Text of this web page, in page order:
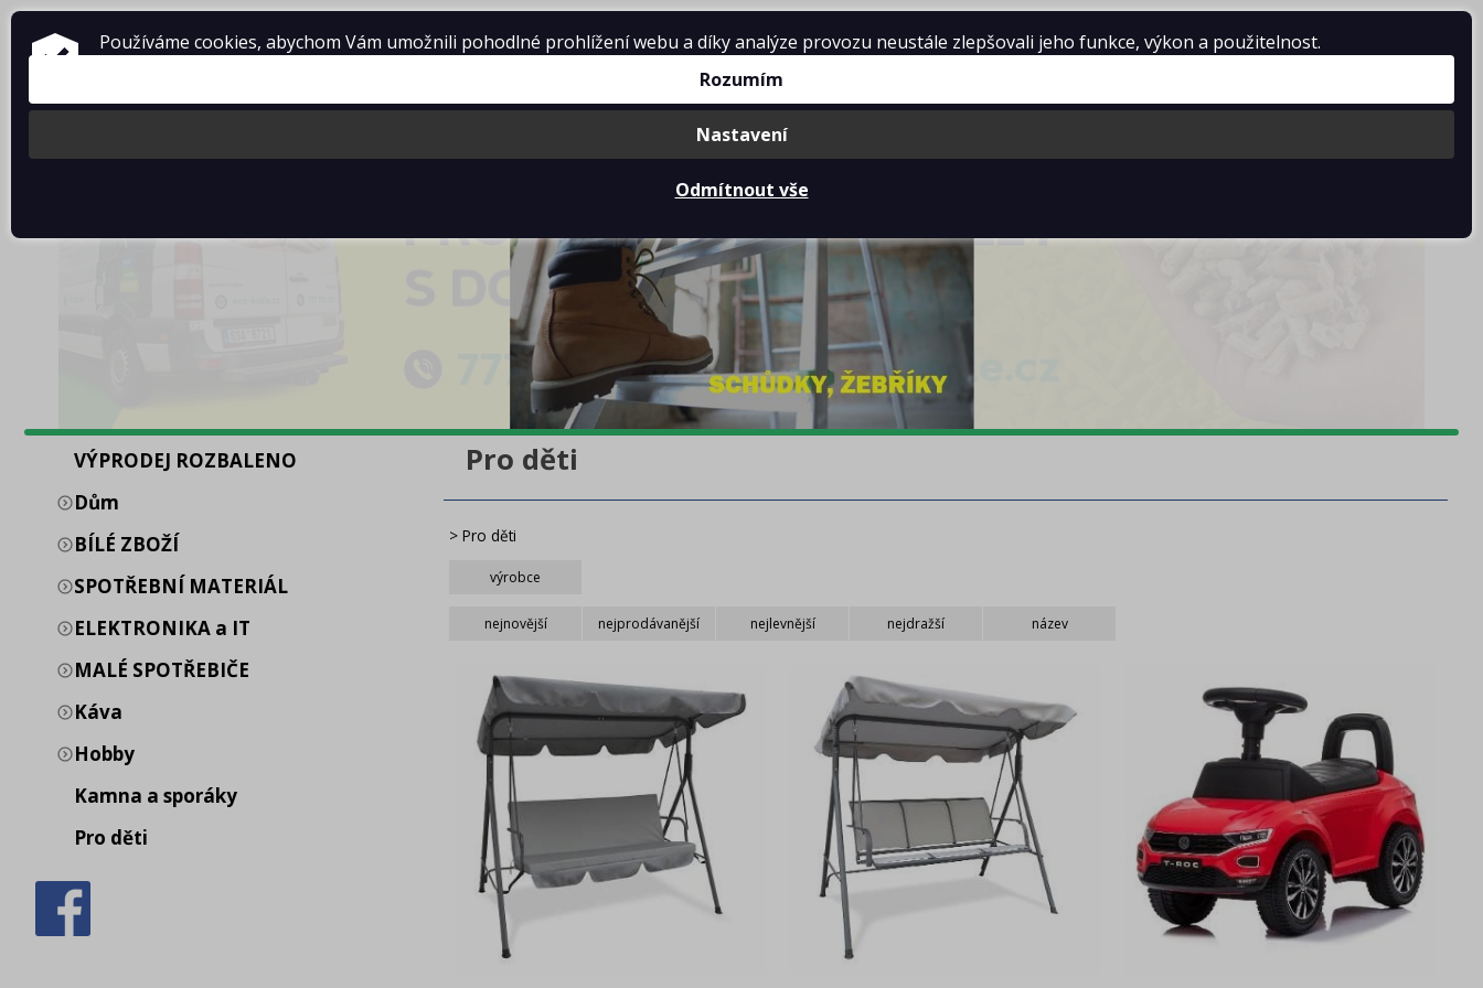
Košík je prázdný
VÝPRODEJ ROZBALENO
Dům
BÍLÉ ZBOŽÍ
SPOTŘEBNÍ MATERIÁL
ELEKTRONIKA a IT
MALÉ SPOTŘEBIČE
Káva
Hobby
Kamna a sporáky
Pro děti
Pro děti
> Pro děti
výrobce
nejnovější nejprodávanější nejlevnější nejdražší název
Používáme cookies, abychom Vám umožnili pohodlné prohlížení webu a díky analýze provozu neustále zlepšovali jeho funkce, výkon a použitelnost.
Rozumím
Nastavení
Odmítnout vše